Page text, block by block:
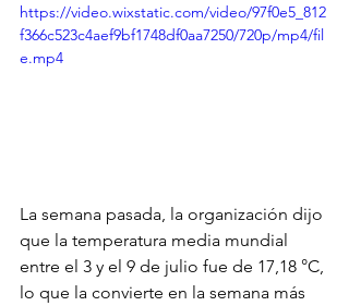
https://video.wixstatic.com/video/97f0e5_812
f366c523c4aef9bf1748df0aa7250/720p/mp4/fil
e.mp4
La semana pasada, la organización dijo
que la temperatura media mundial
entre el 3 y el 9 de julio fue de 17,18 °C,
lo que la convierte en la semana más